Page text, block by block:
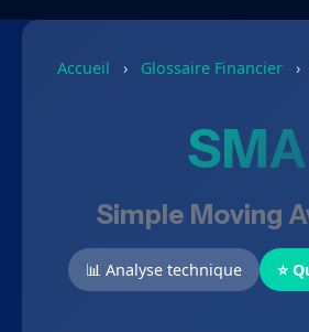
Accueil › Glossaire Financier ›
SMA
Simple Moving
📊 Analyse technique ⭐